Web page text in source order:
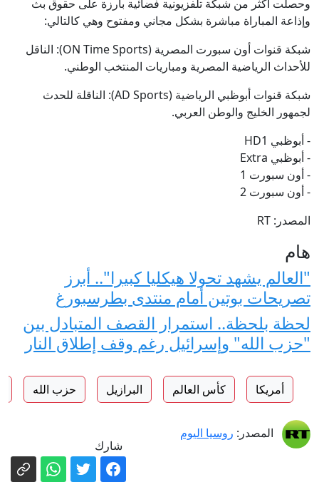
وحصلت أكثر من شبكة تلفزيونية فضائية بارزة على حقوق بث
وإذاعة المباراة مباشرة بشكل مجاني ومفتوح وهي كالتالي:
شبكة قنوات أون سبورت المصرية (ON Time Sports): الناقل
للأحداث الرياضية المصرية ومباريات المنتخب الوطني.
شبكة قنوات أبوظبي الرياضية (AD Sports): الناقلة للحدث
لجمهور الخليج والوطن العربي.
- أبوظبي HD1
- أبوظبي Extra
- أون سبورت 1
- أون سبورت 2
المصدر: RT
هام
"العالم يشهد تحولا هيكليا كبيرا".. أبرز
تصريحات بوتين أمام منتدى بطرسبورغ
لحظة بلحظة.. استمرار القصف المتبادل بين
"حزب الله" وإسرائيل رغم وقف إطلاق النار
أمريكا كأس العالم البرازيل حزب الله
المصدر: روسيا اليوم
شارك